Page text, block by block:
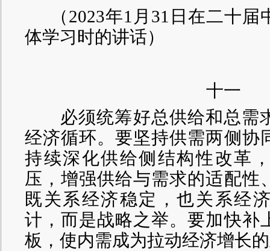
（2023年1月31日在二十届
体学习时的讲话）
十一
必须统筹好总供给和总需
经济循环。要坚持供需两侧协
持续深化供给侧结构性改革
压，增强供给与需求的适配性
既关系经济稳定，也关系经
计，而是战略之举。要加快补
板，使内需成为拉动经济增长